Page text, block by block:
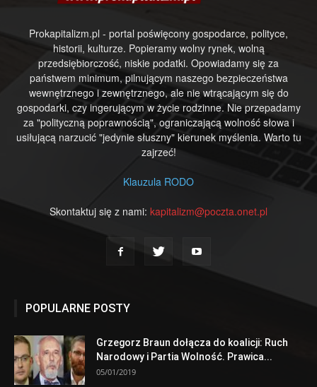
Prokapitalizm.pl - portal poświęcony gospodarce, polityce,
historii, kulturze. Popieramy wolny rynek, wolną
przedsiębiorczość, niskie podatki. Opowiadamy się za
państwem minimum, pilnującym naszego bezpieczeństwa
wewnętrznego i zewnętrznego, ale nie wtrącającym się do
gospodarki, czy ingerującym w życie rodzinne. Nie przepadamy
za "polityczną poprawnością", ograniczającą wolność słowa i
usiłującą narzucić "jedynie słuszny" kierunek myślenia. Warto tu
zajrzeć!
Klauzula RODO
Skontaktuj się z nami: kapitalizm@poczta.onet.pl
POPULARNE POSTY
Grzegorz Braun dołącza do koalicji: Ruch
Narodowy i Partia Wolność. Prawica...
05/01/2019